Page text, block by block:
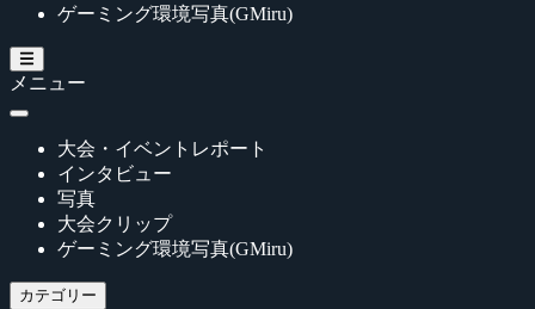
ゲーミング環境写真(GMiru)
メニュー
大会・イベントレポート
インタビュー
写真
大会クリップ
ゲーミング環境写真(GMiru)
カテゴリー